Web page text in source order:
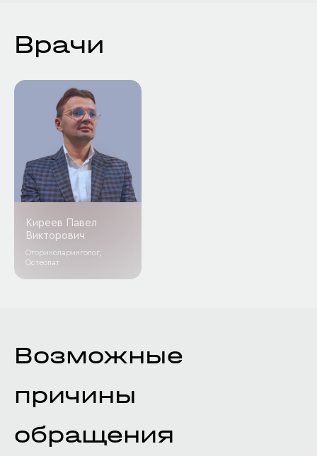
Врачи
Киреев Павел
Викторович
Оториноларинголог,
Остеопат
Возможные
причины
обращения